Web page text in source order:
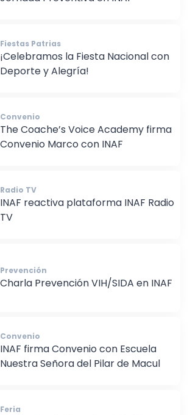
Fiestas Patrias
¡Celebramos la Fiesta Nacional con
Deporte y Alegría!
Convenio
The Coache’s Voice Academy firma
Radio TV
INAF reactiva plataforma INAF Radio
Prevención
Charla Prevención VIH/SIDA en INAF
Convenio
INAF firma Convenio con Escuela